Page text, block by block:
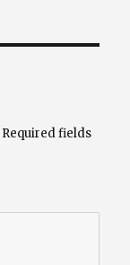
Required fields